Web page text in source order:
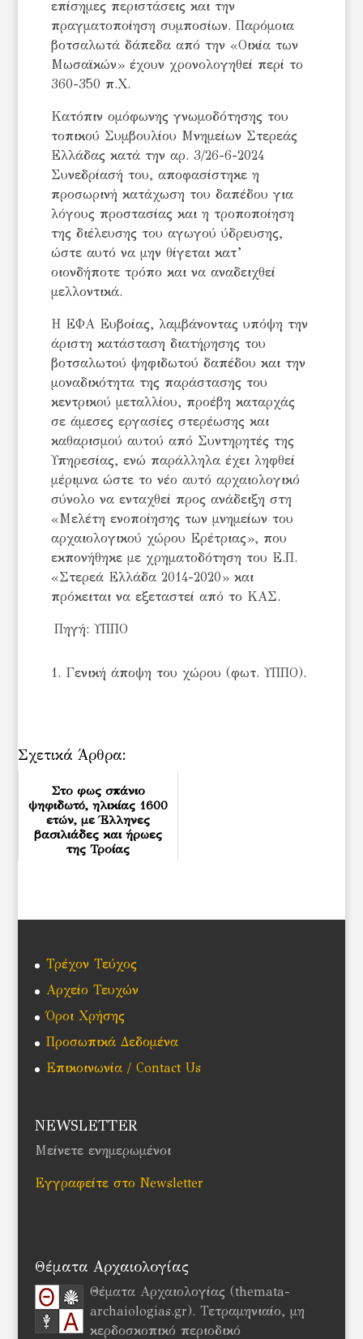
επίσημες περιστάσεις και την
πραγματοποίηση συμποσίων. Παρόμοια
βοτσαλωτά δάπεδα από την «Οικία των
Μωσαϊκών» έχουν χρονολογηθεί περί το
360-350 π.Χ.
Κατόπιν ομόφωνης γνωμοδότησης του
τοπικού Συμβουλίου Μνημείων Στερεάς
Ελλάδας κατά την αρ. 3/26-6-2024
Συνεδρίασή του, αποφασίστηκε η
προσωρινή κατάχωση του δαπέδου για
λόγους προστασίας και η τροποποίηση
της διέλευσης του αγωγού ύδρευσης,
ώστε αυτό να μην θίγεται κατ’
οιονδήποτε τρόπο και να αναδειχθεί
μελλοντικά.
Η ΕΦΑ Ευβοίας, λαμβάνοντας υπόψη την
άριστη κατάσταση διατήρησης του
βοτσαλωτού ψηφιδωτού δαπέδου και την
μοναδικότητα της παράστασης του
κεντρικού μεταλλίου, προέβη καταρχάς
σε άμεσες εργασίες στερέωσης και
καθαρισμού αυτού από Συντηρητές της
Υπηρεσίας, ενώ παράλληλα έχει ληφθεί
μέριμνα ώστε το νέο αυτό αρχαιολογικό
σύνολο να ενταχθεί προς ανάδειξη στη
«Μελέτη ενοποίησης των μνημείων του
αρχαιολογικού χώρου Ερέτριας», που
εκπονήθηκε με χρηματοδότηση του Ε.Π.
«Στερεά Ελλάδα 2014-2020» και
πρόκειται να εξεταστεί από το ΚΑΣ.
Πηγή: ΥΠΠΟ
1. Γενική άποψη του χώρου (φωτ. ΥΠΠΟ).
Σχετικά Άρθρα:
Στο φως σπάνιο
ψηφιδωτό, ηλικίας 1600
ετών, με Έλληνες
βασιλιάδες και ήρωες
της Τροίας
Τρέχον Τεύχος
Αρχείο Τευχών
Όροι Χρήσης
Προσωπικά Δεδομένα
Επικοινωνία / Contact Us
NEWSLETTER
Μείνετε ενημερωμένοι
Εγγραφείτε στο Newsletter
Θέματα Αρχαιολογίας
Θέματα Αρχαιολογίας (themata-
archaiologias.gr). Τετραμηνιαίο, μη
κερδοσκοπικό περιοδικό